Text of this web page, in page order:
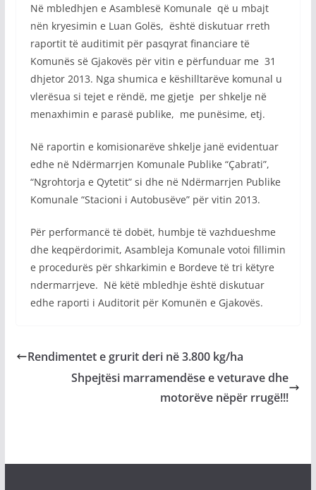
Në mbledhjen e Asamblesë Komunale që u mbajt
nën kryesimin e Luan Golës, është diskutuar rreth
raportit të auditimit për pasqyrat financiare të
Komunës së Gjakovës për vitin e përfunduar me 31
dhjetor 2013. Nga shumica e këshilltarëve komunal u
vlerësua si tejet e rëndë, me gjetje per shkelje në
menaxhimin e parasë publike, me punësime, etj.
Në raportin e komisionarëve shkelje janë evidentuar
edhe në Ndërmarrjen Komunale Publike “Çabrati”,
“Ngrohtorja e Qytetit” si dhe në Ndërmarrjen Publike
Komunale “Stacioni i Autobusëve” për vitin 2013.
Për performancë të dobët, humbje të vazhdueshme
dhe keqpërdorimit, Asambleja Komunale votoi fillimin
e procedurës për shkarkimin e Bordeve të tri këtyre
ndermarrjeve. Në këtë mbledhje është diskutuar
edhe raporti i Auditorit për Komunën e Gjakovës.
Rendimentet e grurit deri në 3.800 kg/ha
Shpejtësi marramendëse e veturave dhe
motorëve nëpër rrugë!!!